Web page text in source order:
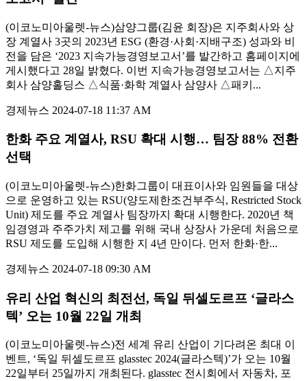
(이코노미아울렛-뉴스)삼양그룹(김윤 회장)은 지주회사와 상
장 계열사 3곳의 2023년 ESG (환경·사회·지배구조) 성과와 비
전을 담은 ‘2023 지속가능경영보고서’를 발간하고 홈페이지에
게시했다고 28일 밝혔다. 이번 지속가능경영보고서는 △지주
회사 삼양홀딩스 △식품·화학 계열사 삼양사 △패키...
경제뉴스 2024-07-18 11:37 AM
한화 주요 계열사, RSU 확대 시행… 팀장 88% 전환
선택
(이코노미아울렛-뉴스)한화그룹이 대표이사와 임원들을 대상
으로 운영하고 있는 RSU(양도제한조건부주식, Restricted Stock
Unit) 제도를 주요 계열사 팀장까지 확대 시행한다. 2020년 책
임경영과 주주가치 제고를 위해 국내 상장사 가운데 처음으로
RSU 제도를 도입해 시행한 지 4년 만이다. 먼저 한화·한...
경제뉴스 2024-07-18 09:30 AM
유리 산업 혁신의 최전선, 독일 뒤셀도르프 ‘글라스
텍’ 오는 10월 22일 개최
(이코노미아울렛-뉴스)전 세계 유리 산업이 기다려온 최대 이
벤트, ‘독일 뒤셀도르프 glasstec 2024(글라스텍)’가 오는 10월
22일부터 25일까지 개최된다. glasstec 전시회에서 자동차, 포